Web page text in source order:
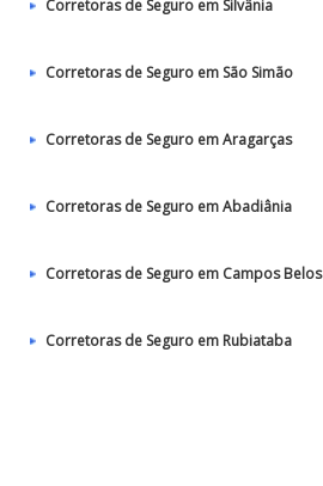
Corretoras de Seguro em Silvânia
Corretoras de Seguro em São Simão
Corretoras de Seguro em Aragarças
Corretoras de Seguro em Abadiânia
Corretoras de Seguro em Campos Belos
Corretoras de Seguro em Rubiataba